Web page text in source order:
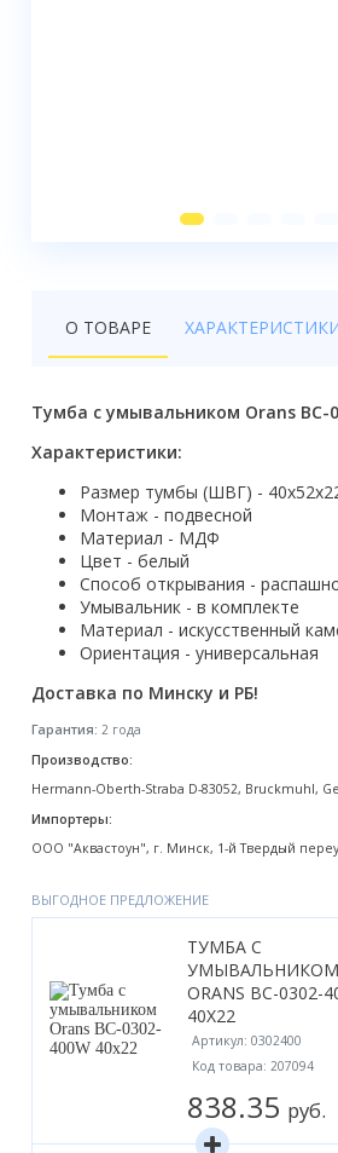
Кухонные мойки
Трапы
Радиаторы отопления
Котлы отопления
Аксессуары для ванной
Сифоны и донные клапаны
Дом и сад
Готовые кухни
Акции
О ТОВАРЕ
Тумба с умывальником Orans BC-
Характеристики:
Размер тумбы (ШВГ) -
Монтаж - подвесной
Материал - МДФ
Цвет - белый
Способ открывания -
Умывальник - в комплекте
Материал - искусственный
Ориентация - универсальная
Доставка по Минску и РБ!
Гарантия: 2 года
Производство:
Hermann-Oberth-Straba D-83052, Bruckmuhl,
Импортеры:
ООО "Аквастоун", г. Минск, 1-й Твердый
ВЫГОДНОЕ ПРЕДЛОЖЕНИЕ
ТУМБА С
УМЫВАЛЬНИКОМ
ORANS BC-0302-
40X22
Артикул: 0302400
Код товара: 207094
838.35 руб.